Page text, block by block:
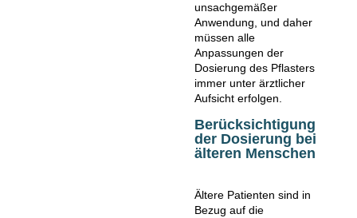
unsachgemäßer
Anwendung, und daher
müssen alle
Anpassungen der
Dosierung des Pflasters
immer unter ärztlicher
Aufsicht erfolgen.
Berücksichtigung
der Dosierung bei
älteren Menschen
Ältere Patienten sind in
Bezug auf die